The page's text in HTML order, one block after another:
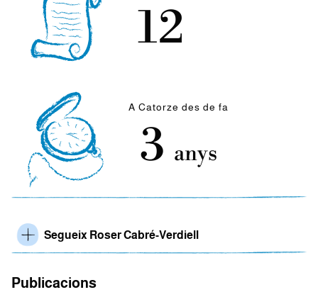
12
A Catorze des de fa
3 anys
Segueix Roser Cabré-Verdiell
Publicacions